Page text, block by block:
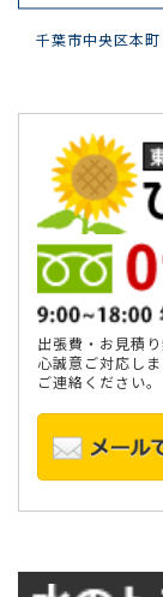
千葉市中央区本
出張費・お見積
心誠意ご対応し
ご連絡ください。